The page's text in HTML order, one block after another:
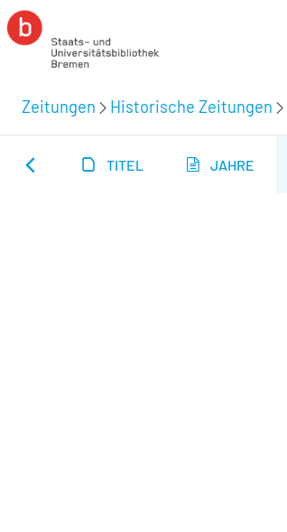
Zeitungen Historische Zeitungen
TITEL JAHRE